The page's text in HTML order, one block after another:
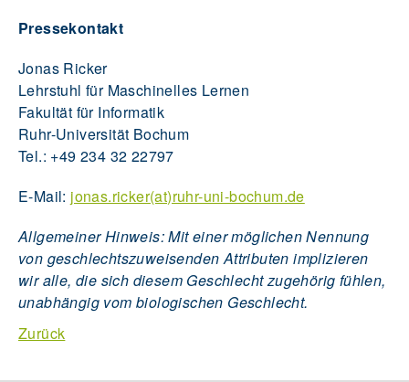
Pressekontakt
Jonas Ricker
Lehrstuhl für Maschinelles Lernen
Fakultät für Informatik
Ruhr-Universität Bochum
Tel.: +49 234 32 22797
E-Mail: jonas.ricker(at)ruhr-uni-bochum.de
Allgemeiner Hinweis: Mit einer möglichen Nennung
von geschlechtszuweisenden Attributen implizieren
wir alle, die sich diesem Geschlecht zugehörig fühlen,
unabhängig vom biologischen Geschlecht.
Zurück